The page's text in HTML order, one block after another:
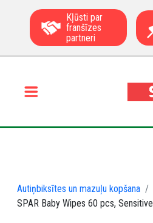
Kļūsti par
franšīzes
partneri
Autiņbiksītes un mazuļu kopšana
SPAR Baby Wipes 60 pcs, Sensitive